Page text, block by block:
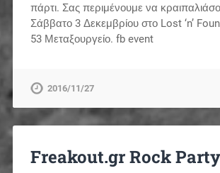
πάρτι. Σας περιμένουμε να
Σάββατο 3 Δεκεμβρίου στο Lost ‘n’
53 Μεταξουργείο. fb event
2016/11/27
Freakout.gr Rock Party